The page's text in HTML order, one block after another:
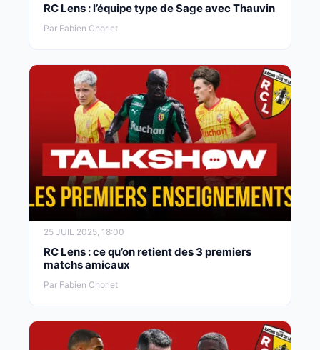
RC Lens : l’équipe type de Sage avec Thauvin
Par Fabien Chorlet
25 JUIL 2025, 18:00
RC Lens : ce qu’on retient des 3 premiers
matchs amicaux
Par Fabien Chorlet